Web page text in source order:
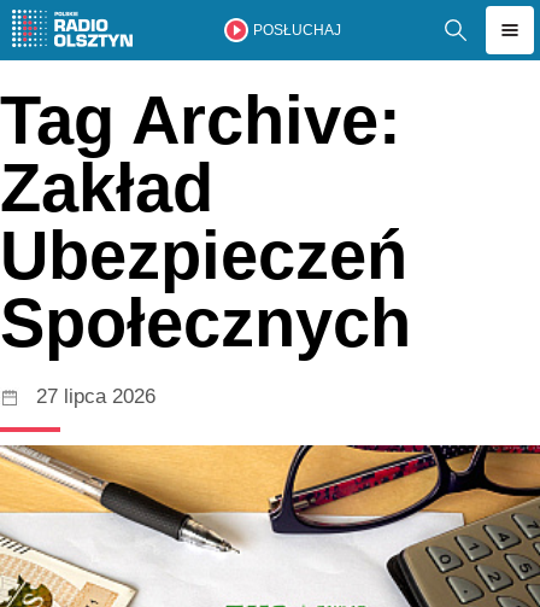
POSŁUCHAJ
Tag Archive:
Zakład
Ubezpieczeń
Społecznych
27 lipca 2026